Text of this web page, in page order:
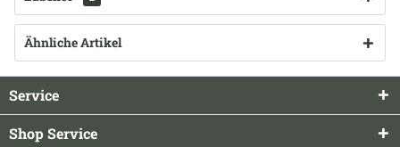
Ähnliche Artikel
Service
Shop Service